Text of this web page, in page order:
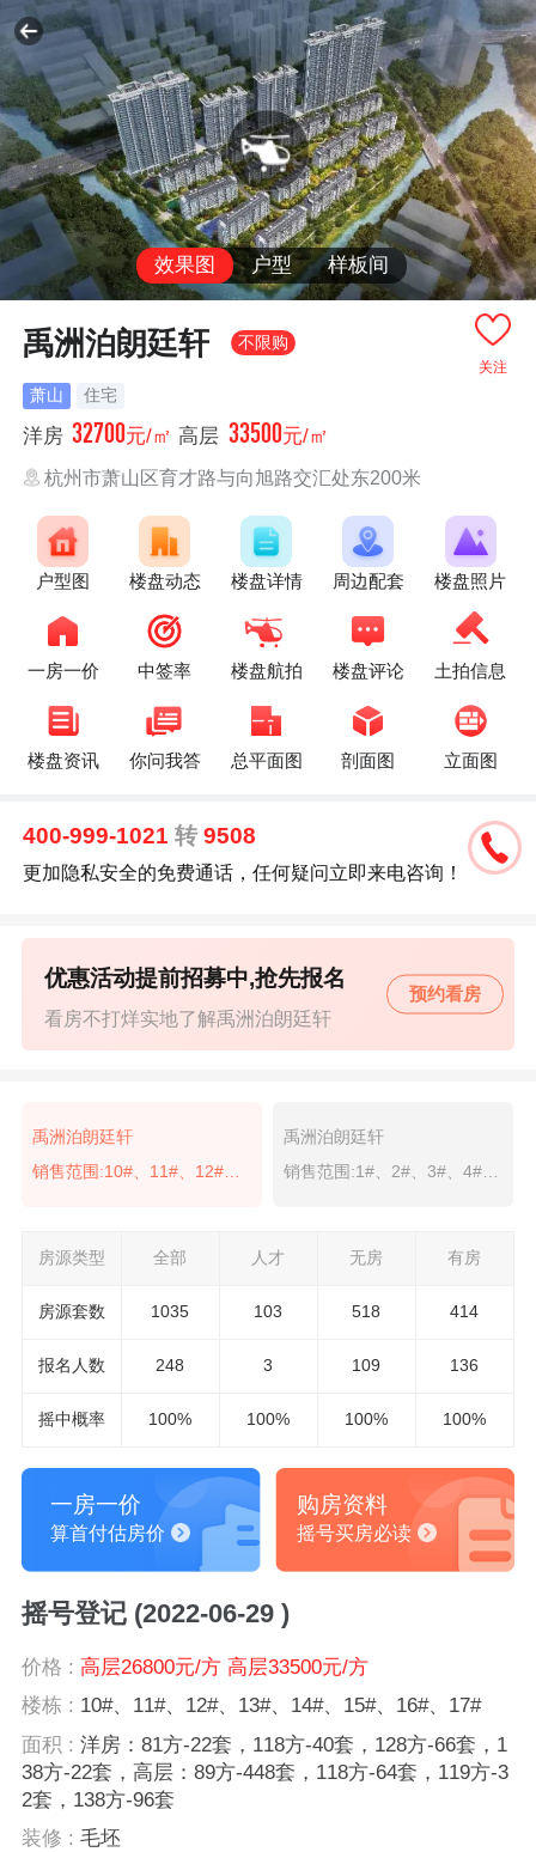
效果图 户型 样板间
关注
禹洲泊朗廷轩 不限购
萧山 住宅
洋房 32700元/㎡ 高层 33500元/㎡
杭州市萧山区育才路与向旭路交汇处东200米
户型图 楼盘动态 楼盘详情 周边配套 楼盘照片
一房一价 中签率 楼盘航拍 楼盘评论 土拍信息
楼盘资讯 你问我答 总平面图 剖面图 立面图
400-999-1021转 9508
更加隐私安全的免费通话，任何疑问立即来电咨询！
看房不打烊实地了解禹洲泊朗廷轩
优惠活动提前招募中,抢先报名
预约看房
禹洲泊朗廷轩
销售范围:10#、11#、12#、13#、14#、15#、16#、17#
禹洲泊朗廷轩
销售范围:1#、2#、3#、4#、5#、6#、7#、8#、9#
房源类型 全部 人才 无房 有房
房源套数 1035 103 518 414
报名 人数 248 3 109 136
摇中概率 100% 100% 100% 100%
一房一价
算首付估房价
购房资料
摇号买房必读
摇号登记 (2022-06-29 )
价格 : 高层26800元/方 高层33500元/方
楼栋 : 10#、11#、12#、13#、14#、15#、16#、17#
面积 : 洋房：81方-22套，118方-40套，128方-66套，1
38方-22套，高层：89方-448套，118方-64套，119方-3
2套，138方-96套
装修 : 毛坯